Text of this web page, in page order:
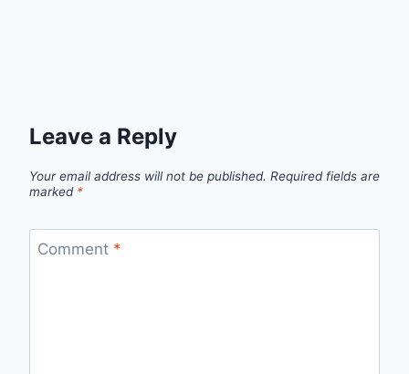
Leave a Reply
Your email address will not be published. Required fields are
marked *
Comment *